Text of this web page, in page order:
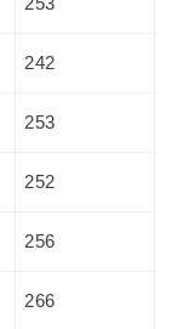
242
253
252
256
266